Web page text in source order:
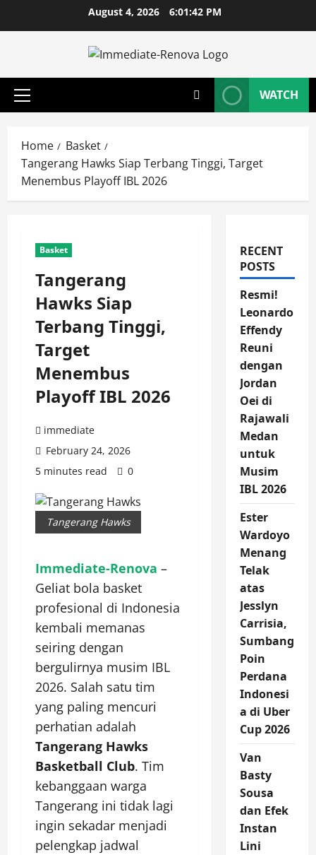
August 4, 2026 6:01:43 PM
Primary
WATCH
Home
Basket
Tangerang Hawks Siap Terbang Tinggi, Target
Menembus Playoff IBL 2026
Basket
Tangerang
Hawks Siap
Terbang Tinggi,
Target
Menembus
Playoff IBL 2026
immediate
February 24, 2026
5 minutes read
0
Tangerang Hawks
Immediate-Renova –
Geliat bola basket
profesional di Indonesia
kembali memanas
seiring dengan
bergulirnya musim IBL
2026. Salah satu tim
yang paling mencuri
perhatian adalah
Tangerang Hawks
Basketball Club. Tim
kebanggaan warga
Tangerang ini tidak lagi
ingin sekadar menjadi
pelengkap jadwal
RECENT
POSTS
Resmi!
Leonardo
Effendy
Reuni
dengan
Jordan
Oei di
Rajawali
Medan
untuk
Musim
IBL 2026
Ester
Wardoyo
Menang
Telak
atas
Jesslyn
Carrisia,
Sumbang
Poin
Perdana
Indonesi
a di Uber
Cup 2026
Van
Basty
Sousa
dan Efek
Instan
Lini